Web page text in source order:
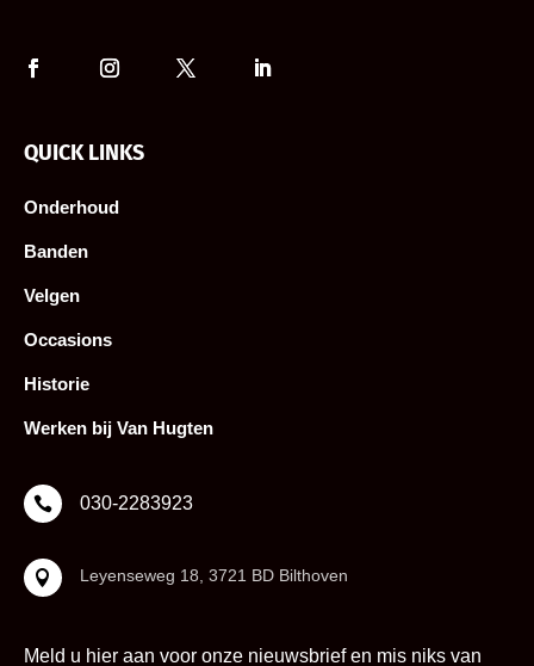
QUICK LINKS
Onderhoud
Banden
Velgen
Occasions
Historie
Werken bij Van Hugten
 030-2283923
 Leyenseweg 18, 3721 BD Bilthoven
Meld u hier aan voor onze nieuwsbrief en mis niks van